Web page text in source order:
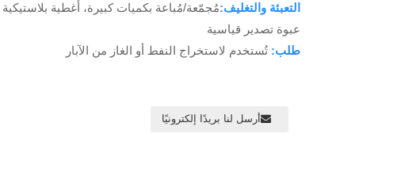
التعبئة والتغليف:مُجمّعة/مُباعة بكميات كبيرة، أغطية
عبوة تصدير قياسية
طلب: تُستخدم لاستخراج النفط أو الغاز من الآبار
أرسل لنا بريدًا إلكترونيًا